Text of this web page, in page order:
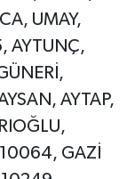
UMAY,
AYTUNÇ,
AYTAP,
GAZİ